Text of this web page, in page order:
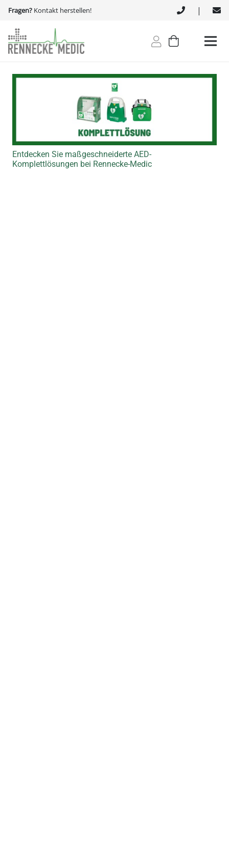
Fragen? Kontakt herstellen! |
Entdecken Sie maßgeschneiderte AED-
Komplettlösungen bei Rennecke-Medic